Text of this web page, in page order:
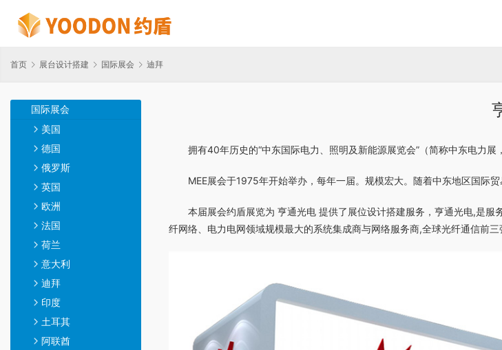
首页 展台设计搭建 国际展会 迪拜
国际展会
美国
德国
俄罗斯
英国
欧洲
法国
荷兰
意大利
迪拜
印度
土耳其
阿联酋
拥有40年历史的“中东国际电力、照明及新能源展览会”（简称中东电力
MEE展会于1975年开始举办，每年一届。规模宏大。随着中东地区国际
本届展会约盾展览为 亨通光电 提供了展位设计搭建服务，亨通光电,是
纤网络、电力电网领域规模最大的系统集成商与网络服务商,全球光纤通信前三